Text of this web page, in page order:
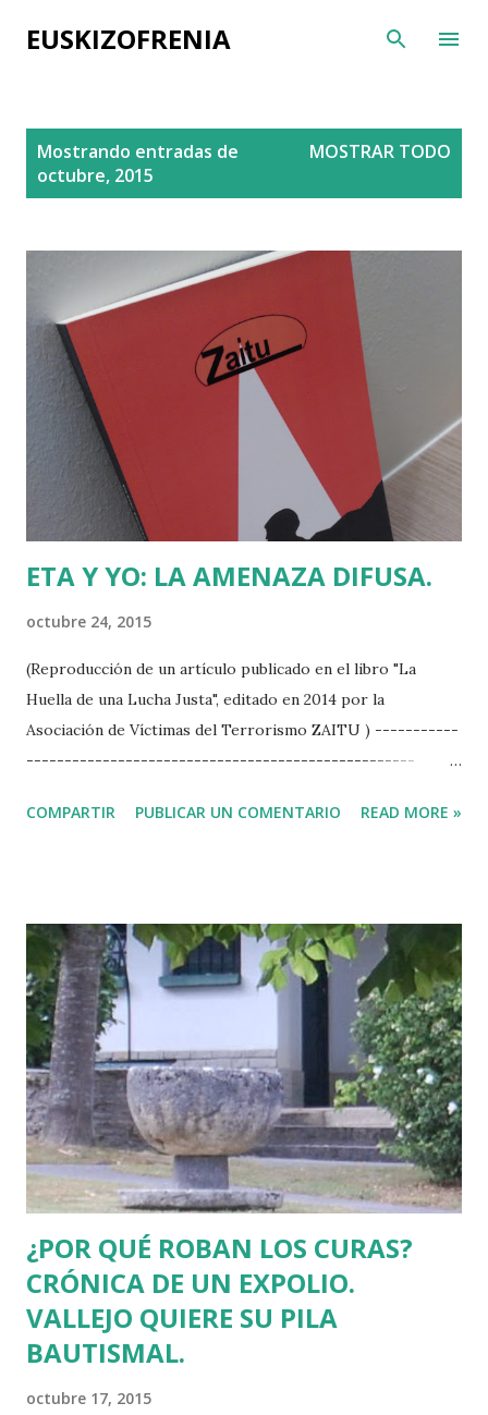
Ir al contenido principal
EUSKIZOFRENIA
Mostrando entradas de
octubre, 2015
MOSTRAR TODO
ETA Y YO: LA AMENAZA DIFUSA.
octubre 24, 2015
(Reproducción de un artículo publicado en el libro "La
Huella de una Lucha Justa", editado en 2014 por la
Asociación de Víctimas del Terrorismo ZAITU ) -----------
--------------------------------------------------- La
considero un amenazado o perseguido por esa banda
franquistas viajaban a San Sebastián para celebrar el 25
aniversario del llamado Alzamiento Nacional . Aquello les
salió mal, pero en los siguientes 50 años asesinaron a 853
personas, según la Centro Memorial de Víctimas del
Terrorismo de Vitoria. Hasta 1973, ETA asesinó a diez
personas. Aquel mismo año de la Operación Ogro que
acabó con la vida de Carrero Blanco, mi familia se estableció
en el pueblo de mis abuelos maternos: Villasana d...
COMPARTIR PUBLICAR UN COMENTARIO READ MORE »
¿POR QUÉ ROBAN LOS CURAS?
CRÓNICA DE UN EXPOLIO.
VALLEJO QUIERE SU PILA
BAUTISMAL.
octubre 17, 2015